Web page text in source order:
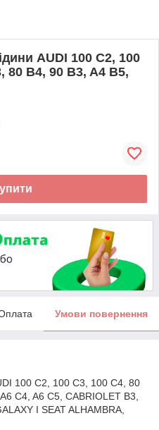
AUDI 100 C2, 100
80 B4, 90 B3, A4 B5,
Умови повернення
100 C2, 100 C3, 100 C4, 80
C4, A6 C5, CABRIOLET B3,
I SEAT ALHAMBRA,